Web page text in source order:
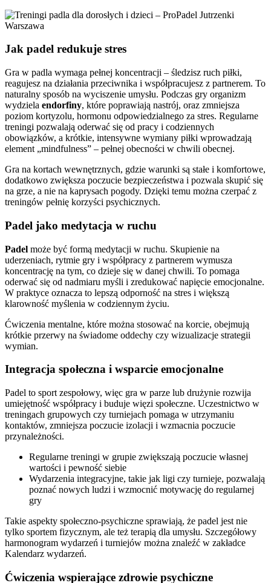
Jak padel redukuje stres
Gra w padla wymaga pełnej koncentracji – śledzisz ruch piłki,
reagujesz na działania przeciwnika i współpracujesz z partnerem. To
naturalny sposób na wyciszenie umysłu. Podczas gry organizm
wydziela endorfiny, które poprawiają nastrój, oraz zmniejsza
poziom kortyzolu, hormonu odpowiedzialnego za stres. Regularne
treningi pozwalają oderwać się od pracy i codziennych
obowiązków, a krótkie, intensywne wymiany piłki wprowadzają
element „mindfulness” – pełnej obecności w chwili obecnej.
Gra na kortach wewnętrznych, gdzie warunki są stałe i komfortowe,
dodatkowo zwiększa poczucie bezpieczeństwa i pozwala skupić się
na grze, a nie na kaprysach pogody. Dzięki temu można czerpać z
treningów pełnię korzyści psychicznych.
Padel jako medytacja w ruchu
Padel może być formą medytacji w ruchu. Skupienie na
uderzeniach, rytmie gry i współpracy z partnerem wymusza
koncentrację na tym, co dzieje się w danej chwili. To pomaga
oderwać się od nadmiaru myśli i zredukować napięcie emocjonalne.
W praktyce oznacza to lepszą odporność na stres i większą
klarowność myślenia w codziennym życiu.
Ćwiczenia mentalne, które można stosować na korcie, obejmują
krótkie przerwy na świadome oddechy czy wizualizacje strategii
wymian.
Integracja społeczna i wsparcie emocjonalne
Padel to sport zespołowy, więc gra w parze lub drużynie rozwija
umiejętność współpracy i buduje więzi społeczne. Uczestnictwo w
treningach grupowych czy turniejach pomaga w utrzymaniu
kontaktów, zmniejsza poczucie izolacji i wzmacnia poczucie
przynależności.
Regularne treningi w grupie zwiększają poczucie własnej
wartości i pewność siebie
Wydarzenia integracyjne, takie jak ligi czy turnieje, pozwalają
poznać nowych ludzi i wzmocnić motywację do regularnej
gry
Takie aspekty społeczno-psychiczne sprawiają, że padel jest nie
tylko sportem fizycznym, ale też terapią dla umysłu. Szczegółowy
harmonogram wydarzeń i turniejów można znaleźć w zakładce
Kalendarz wydarzeń.
Ćwiczenia wspierające zdrowie psychiczne